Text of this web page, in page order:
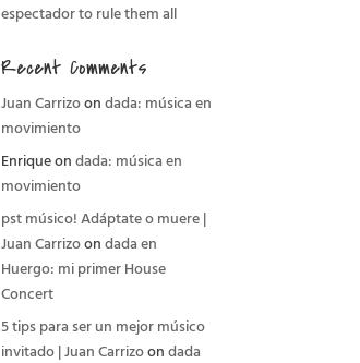
espectador to rule them all
Recent Comments
Juan Carrizoondada: música en
movimiento
Enriqueondada: música en
movimiento
pst músico! Adáptate o muere |
Juan Carrizoondada en
Huergo: mi primer House
Concert
5 tips para ser un mejor músico
invitado | Juan Carrizoondada